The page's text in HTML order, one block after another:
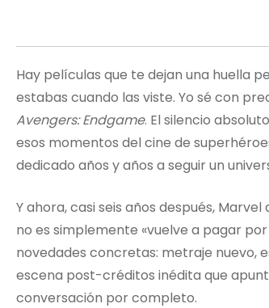
Hay películas que te dejan una huella
estabas cuando las viste. Yo sé con
Avengers: Endgame. El silencio
esos momentos del cine de
dedicado años y años a seguir un
Y ahora, casi seis años después,
no es simplemente «vuelve a pagar por
novedades concretas: metraje nuevo,
escena post-créditos inédita que
conversación por completo.